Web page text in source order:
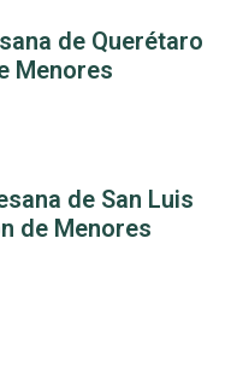
de Querétaro
Menores
de San Luis
de Menores